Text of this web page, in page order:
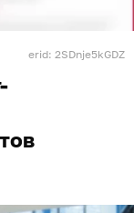
erid: 2SDnje5kGDZ